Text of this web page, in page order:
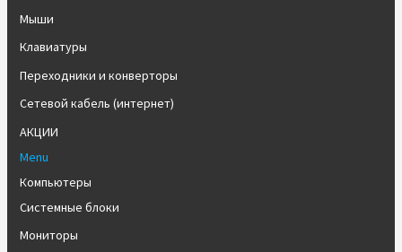
Мыши
Клавиатуры
Переходники и конверторы
Сетевой кабель (интернет)
АКЦИИ
Menu
Компьютеры
Системные блоки
Мониторы